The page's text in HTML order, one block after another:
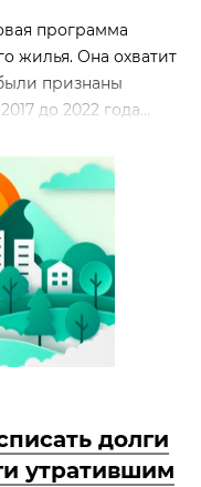
программа
жилья. Она охватит
признаны
до 2022 года...
долги
утратившим